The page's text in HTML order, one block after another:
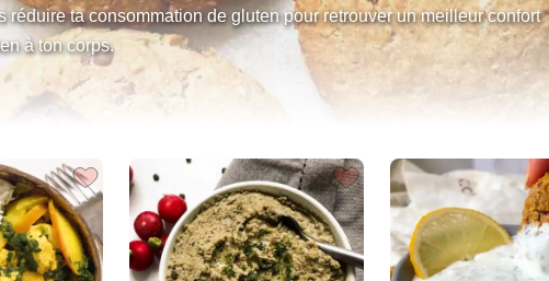
ta consommation de gluten pour retrouver un meilleur confort
à ton corps.